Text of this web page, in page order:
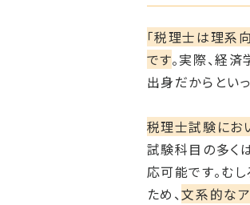
「税理士は理系
です。実際、経
出身だからとい
税理士試験にお
試験科目の多く
応可能です。む
ため、文系的な